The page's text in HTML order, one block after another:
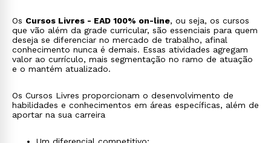
Os Cursos Livres - EAD 100% on-line, ou seja, os cursos
que vão além da grade curricular, são essenciais para quem
deseja se diferenciar no mercado de trabalho, afinal
conhecimento nunca é demais. Essas atividades agregam
valor ao currículo, mais segmentação no ramo de atuação
e o mantém atualizado.
Os Cursos Livres proporcionam o desenvolvimento de
habilidades e conhecimentos em áreas específicas, além de
aportar na sua carreira